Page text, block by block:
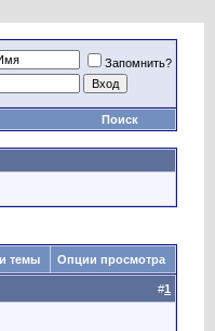
Запомнить?
Поиск
темы Опции просмотра
#1